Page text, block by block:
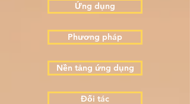
Ứng dụng
Phương pháp
Nền tảng ứng dụng
Đối tác